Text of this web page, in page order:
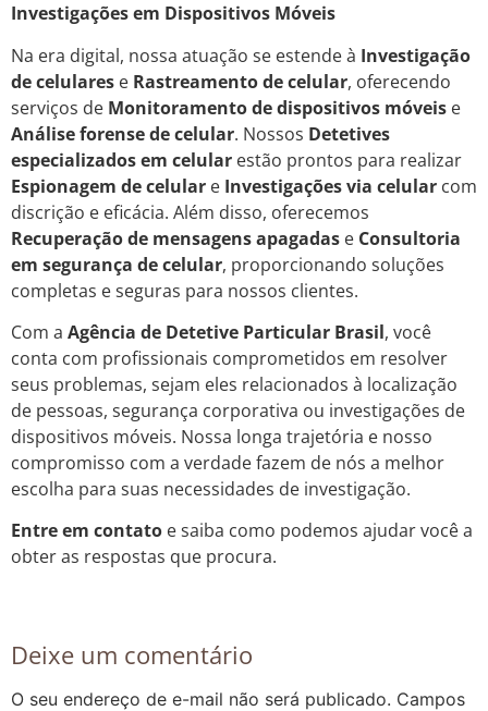
Investigações em Dispositivos Móveis
Na era digital, nossa atuação se estende à Investigação
de celulares e Rastreamento de celular, oferecendo
serviços de Monitoramento de dispositivos móveis e
Análise forense de celular. Nossos Detetives
especializados em celular estão prontos para realizar
Espionagem de celular e Investigações via celular com
discrição e eficácia. Além disso, oferecemos
Recuperação de mensagens apagadas e Consultoria
em segurança de celular, proporcionando soluções
completas e seguras para nossos clientes.
Com a Agência de Detetive Particular Brasil, você
conta com profissionais comprometidos em resolver
seus problemas, sejam eles relacionados à localização
de pessoas, segurança corporativa ou investigações de
dispositivos móveis. Nossa longa trajetória e nosso
compromisso com a verdade fazem de nós a melhor
escolha para suas necessidades de investigação.
Entre em contato e saiba como podemos ajudar você a
obter as respostas que procura.
Deixe um comentário
O seu endereço de e-mail não será publicado. Campos